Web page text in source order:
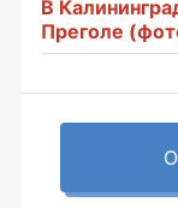
В
Преголе